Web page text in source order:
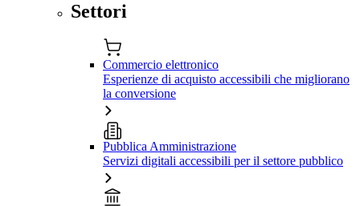
Settori
Commercio elettronico
Esperienze di acquisto accessibili che migliorano
la conversione
Pubblica Amministrazione
Servizi digitali accessibili per il settore pubblico